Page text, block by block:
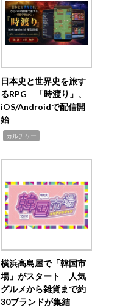
日本史と世界史を旅す
るRPG 「時渡り」、
iOS/Androidで配信開
始
カルチャー
横浜高島屋で「韓国市
場」がスタート 人気
グルメから雑貨まで約
30ブランドが集結